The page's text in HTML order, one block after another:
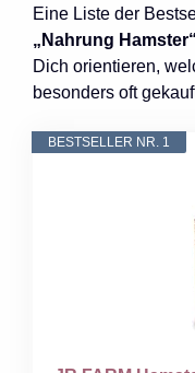
Eine Liste der
„Nahrung Hamster“
Dich orientieren,
besonders oft
BESTSELLER NR. 1